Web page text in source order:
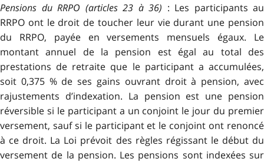
Pensions du RRPO (articles 23 à 36) : Les participants au
RRPO ont le droit de toucher leur vie durant une pension
du RRPO, payée en versements mensuels égaux. Le
montant annuel de la pension est égal au total des
prestations de retraite que le participant a accumulées,
soit 0,375 % de ses gains ouvrant droit à pension, avec
rajustements d’indexation. La pension est une pension
réversible si le participant a un conjoint le jour du premier
versement, sauf si le participant et le conjoint ont renoncé
à ce droit. La Loi prévoit des règles régissant le début du
versement de la pension. Les pensions sont indexées sur